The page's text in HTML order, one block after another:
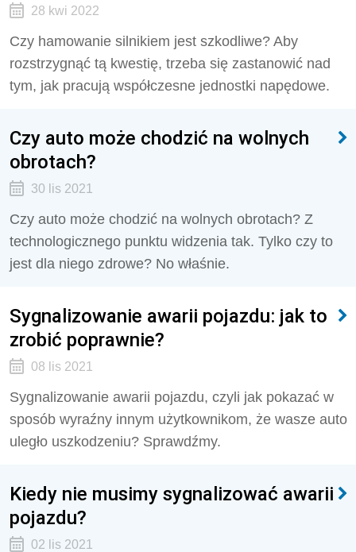
28 kwi 2022
Czy hamowanie silnikiem jest szkodliwe? Aby
rozstrzygnąć tą kwestię, trzeba się zastanowić nad
tym, jak pracują współczesne jednostki napędowe.
Czy auto może chodzić na wolnych
obrotach?
30 lis 2021
Czy auto może chodzić na wolnych obrotach? Z
technologicznego punktu widzenia tak. Tylko czy to
jest dla niego zdrowe? No właśnie.
Sygnalizowanie awarii pojazdu: jak to
zrobić poprawnie?
08 lis 2021
Sygnalizowanie awarii pojazdu, czyli jak pokazać w
sposób wyraźny innym użytkownikom, że wasze auto
uległo uszkodzeniu? Sprawdźmy.
Kiedy nie musimy sygnalizować awarii
pojazdu?
02 lis 2021